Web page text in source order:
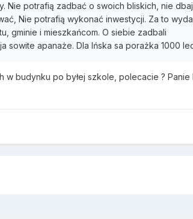
Nie potrafią zadbać o swoich bliskich, nie
Nie potrafią wykonać inwestycji. Za to
gminie i mieszkańcom. O siebie zadbali
sowite apanaże. Dla Ińska sa porażka 1000
budynku po byłej szkole, polecacie ? Panie